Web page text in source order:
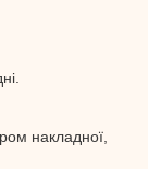
накладної,